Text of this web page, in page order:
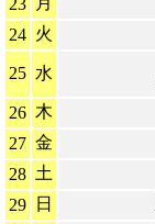
23
24 火
25 水
26 木
27 金
28 土
29
日